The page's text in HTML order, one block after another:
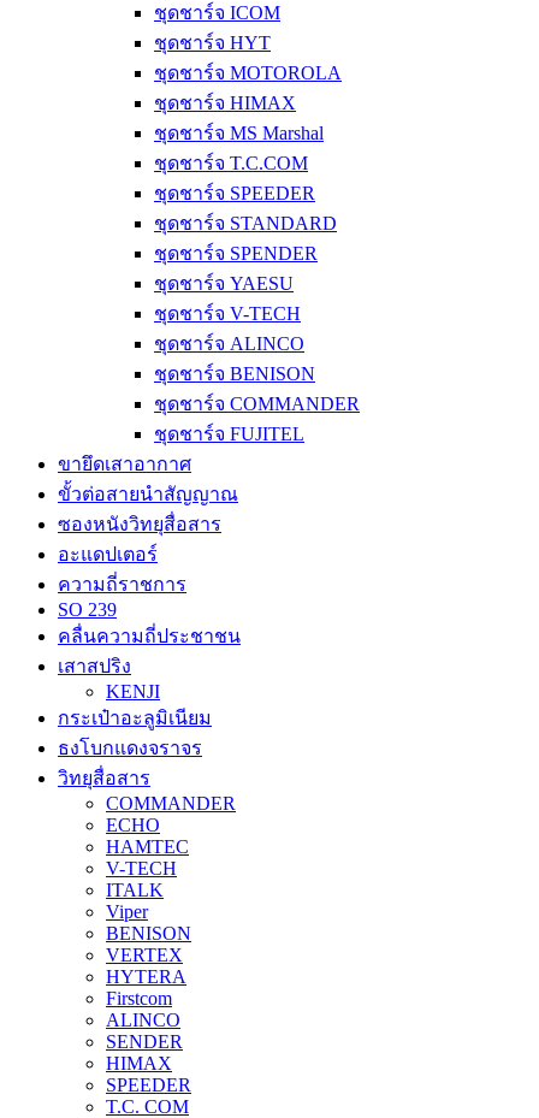
ชุดชาร์จ ICOM
ชุดชาร์จ HYT
ชุดชาร์จ MOTOROLA
ชุดชาร์จ HIMAX
ชุดชาร์จ MS Marshal
ชุดชาร์จ T.C.COM
ชุดชาร์จ SPEEDER
ชุดชาร์จ STANDARD
ชุดชาร์จ SPENDER
ชุดชาร์จ YAESU
ชุดชาร์จ V-TECH
ชุดชาร์จ ALINCO
ชุดชาร์จ BENISON
ชุดชาร์จ COMMANDER
ชุดชาร์จ FUJITEL
ขายึดเสาอากาศ
ขั้วต่อสายนำสัญญาณ
ซองหนังวิทยุสื่อสาร
อะแดปเตอร์
ความถี่ราชการ
SO 239
คลื่นความถี่ประชาชน
เสาสปริง
KENJI
กระเป๋าอะลูมิเนียม
ธงโบกแดงจราจร
วิทยุสื่อสาร
COMMANDER
ECHO
HAMTEC
V-TECH
ITALK
Viper
BENISON
VERTEX
HYTERA
Firstcom
ALINCO
SENDER
HIMAX
SPEEDER
T.C. COM